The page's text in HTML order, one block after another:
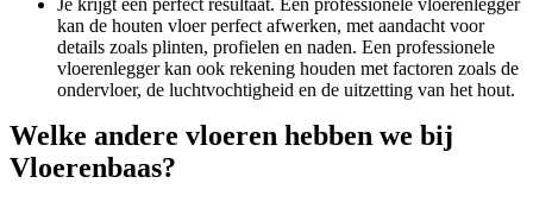
Je krijgt een perfect resultaat. Een professionele vloerenlegger
kan de houten vloer perfect afwerken, met aandacht voor
details zoals plinten, profielen en naden. Een professionele
vloerenlegger kan ook rekening houden met factoren zoals de
ondervloer, de luchtvochtigheid en de uitzetting van het hout.
Welke andere vloeren hebben we bij
Vloerenbaas?